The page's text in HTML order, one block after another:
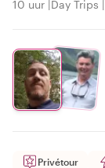
10 uur Day Trips
Privétour